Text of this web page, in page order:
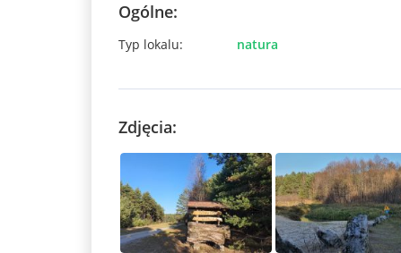
Ogólne:
Typ lokalu: natura
Zdjęcia: